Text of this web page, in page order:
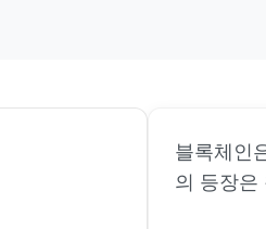
블록체인
의 등장은